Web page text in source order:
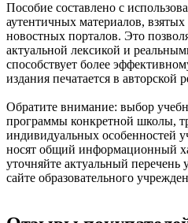
Пособие составлено с
аутентичных материалов,
новостных порталов. Это
актуальной лексикой и
способствует более
издания печатается в авторской
Обратите внимание: выбор
программы конкретной школы,
индивидуальных особенностей
носят общий информационный
уточняйте актуальный перечень
сайте образовательного